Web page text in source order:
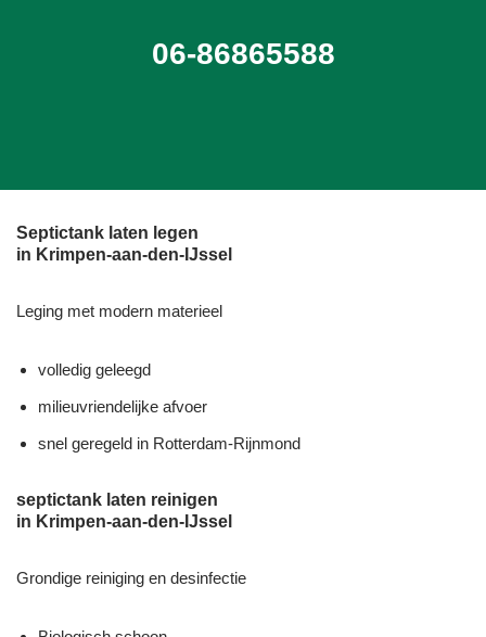
06-86865588
Septictank laten legen
in Krimpen-aan-den-IJssel
Leging met modern materieel
volledig geleegd
milieuvriendelijke afvoer
snel geregeld in Rotterdam-Rijnmond
septictank laten reinigen
in Krimpen-aan-den-IJssel
Grondige reiniging en desinfectie